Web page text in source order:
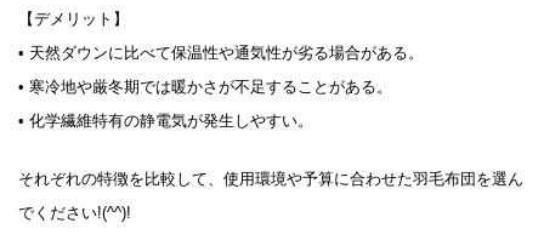
【デメリット】
• 天然ダウンに比べて保温性や通気性が劣る場合がある。
• 寒冷地や厳冬期では暖かさが不足することがある。
• 化学繊維特有の静電気が発生しやすい。
それぞれの特徴を比較して、使用環境や予算に合わせた羽毛布団を選ん
でください!(^^)!